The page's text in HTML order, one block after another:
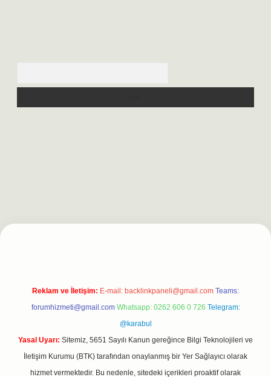
betexpergir.net
Reklam ve İletişim: E-mail: backlinkpaneli@gmail.com Teams:
forumhizmeti@gmail.com Whatsapp: 0262 606 0 726 Telegram:
@karabul
Yasal Uyarı: Sitemiz, 5651 Sayılı Kanun gereğince Bilgi Teknolojileri ve
İletişim Kurumu (BTK) tarafından onaylanmış bir Yer Sağlayıcı olarak
hizmet vermektedir. Bu nedenle, sitedeki içerikleri proaktif olarak